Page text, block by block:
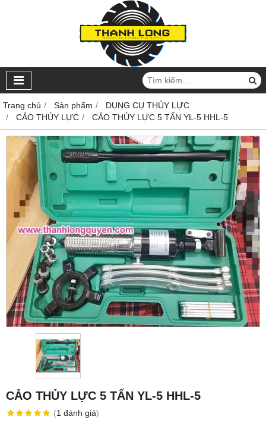
Trang chủ Sản phẩm
DỤNG CỤ THỦY LỰC
CẢO THỦY LỰC
CẢO THỦY LỰC 5 TẤN YL-5 HHL-5
CẢO THỦY LỰC 5 TẤN YL-5 HHL-5
(1 đánh giá)